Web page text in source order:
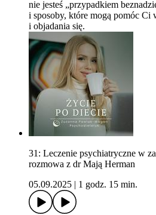
nie jesteś „przypadkiem
i sposoby, które mogą pomóc Ci
i objadania się.
31: Leczenie psychiatryczne w
rozmowa z dr Mają Herman
05.09.2025 | 1 godz. 15 min.